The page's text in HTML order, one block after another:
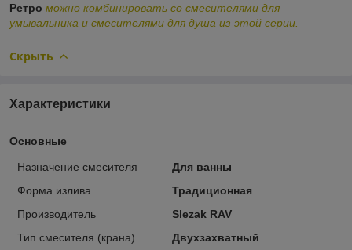
Ретро можно комбинировать со смесителями для
умывальника и смесителями для душа из этой серии.
Скрыть
Характеристики
Основные
Назначение смесителя
Для ванны
Форма излива
Традиционная
Производитель
Slezak RAV
Тип смесителя (крана)
Двухзахватный